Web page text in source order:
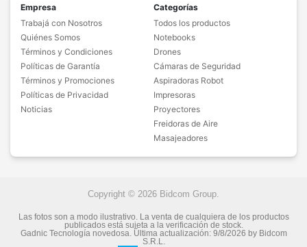
Empresa
Trabajá con Nosotros
Quiénes Somos
Términos y Condiciones
Políticas de Garantía
Términos y Promociones
Políticas de Privacidad
Noticias
Categorías
Todos los productos
Notebooks
Drones
Cámaras de Seguridad
Aspiradoras Robot
Impresoras
Proyectores
Freidoras de Aire
Masajeadores
Copyright © 2026 Bidcom Group.
Las fotos son a modo ilustrativo. La venta de cualquiera de los productos
publicados está sujeta a la verificación de stock.
Gadnic Tecnología novedosa.Última actualización: 9/8/2026 by Bidcom
S.R.L.